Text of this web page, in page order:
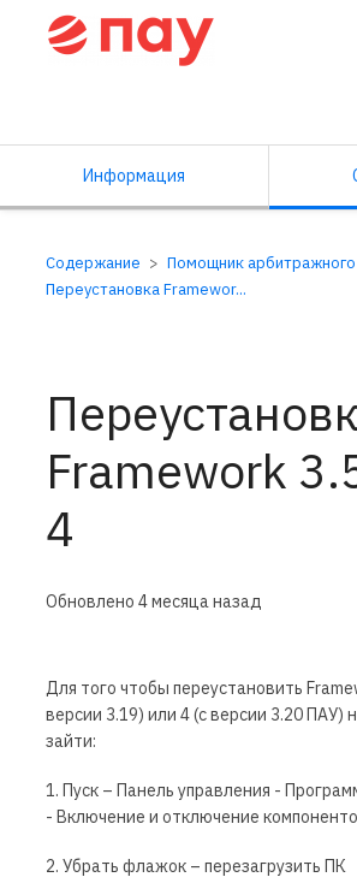
Информация
Содержание Помощник арбитражного
Переустановка Framewor...
Framework
4
Обновлено 4 месяца назад
Для того чтобы переустановить
версии 3.19) или 4 (с версии 3.20 ПАУ)
зайти:
1. Пуск – Панель управления -
- Включение и отключение
2. Убрать флажок – перезагрузить ПК